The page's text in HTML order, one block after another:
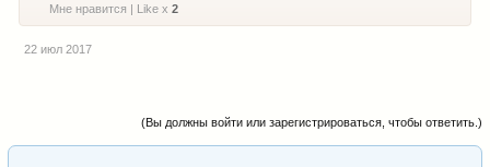
Мне нравится | Like x 2
22 июл 2017
(Вы должны войти или зарегистрироваться, чтобы ответить.)